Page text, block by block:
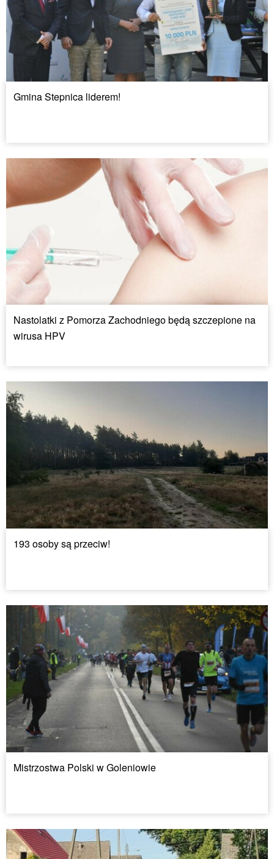
Gmina Stepnica liderem!
Nastolatki z Pomorza Zachodniego będą szczepione na
wirusa HPV
193 osoby są przeciw!
Mistrzostwa Polski w Goleniowie